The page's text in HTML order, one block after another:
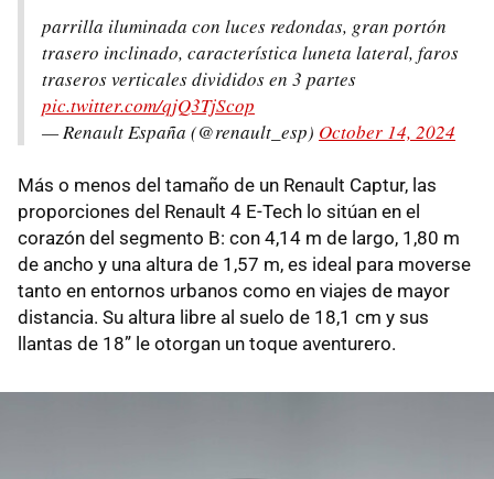
parrilla iluminada con luces redondas, gran portón
trasero inclinado, característica luneta lateral, faros
traseros verticales divididos en 3 partes
pic.twitter.com/qjQ3TjScop
— Renault España (@renault_esp) October 14, 2024
Más o menos del tamaño de un Renault Captur, las
proporciones del Renault 4 E-Tech lo sitúan en el
corazón del segmento B: con 4,14 m de largo, 1,80 m
de ancho y una altura de 1,57 m, es ideal para moverse
tanto en entornos urbanos como en viajes de mayor
distancia. Su altura libre al suelo de 18,1 cm y sus
llantas de 18” le otorgan un toque aventurero.